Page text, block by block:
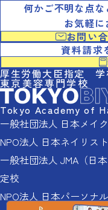
何かご不明な点な
お気軽
お問い
資料請求
厚生労働大臣指定 学
東京美容専門学校
Tokyo Academy of
一般社団法人 日本メイ
NPO法人 日本ネイリス
一般社団法人 JMA（日
定校
NPO法人 日本パーソ